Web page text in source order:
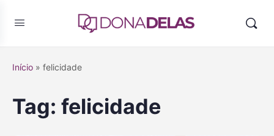
Início » felicidade
Tag: felicidade